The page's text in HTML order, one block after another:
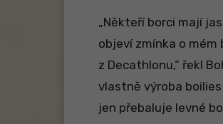
„Někteří borci mají
objeví zmínka o
z Decathlonu,“ řekl
vlastně výroba
jen přebaluje levné